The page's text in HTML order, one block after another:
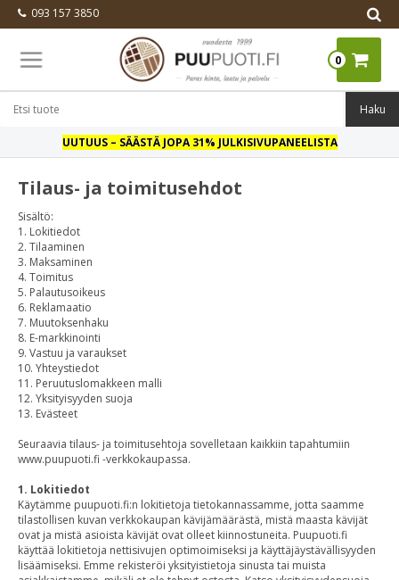
093 157 3850
0
UUTUUS– SÄÄSTÄ JOPA 31% JULKISIVUPANEELISTA
Tilaus- ja toimitusehdot
Sisältö:
1. Lokitiedot
2. Tilaaminen
3. Maksaminen
4. Toimitus
5. Palautusoikeus
6. Reklamaatio
7. Muutoksenhaku
8. E-markkinointi
9. Vastuu ja varaukset
10. Yhteystiedot
11. Peruutuslomakkeen malli
12. Yksityisyyden suoja
13. Evästeet
Seuraavia tilaus- ja toimitusehtoja sovelletaan kaikkiin tapahtumiin
www.puupuoti.fi -verkkokaupassa.
1. Lokitiedot
Käytämme puupuoti.fi:n lokitietoja tietokannassamme, jotta saamme
tilastollisen kuvan verkkokaupan kävijämäärästä, mistä maasta kävijät
ovat ja mistä asioista kävijät ovat olleet kiinnostuneita. Puupuoti.fi
käyttää lokitietoja nettisivujen optimoimiseksi ja käyttäjäystävällisyyden
lisäämiseksi. Emme rekisteröi yksityistietoja sinusta tai muista